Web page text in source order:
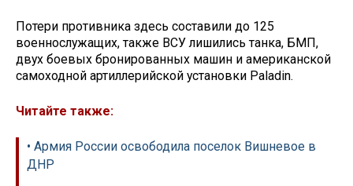
Потери противника здесь составили до 125
военнослужащих, также ВСУ лишились танка, БМП,
двух боевых бронированных машин и американской
самоходной артиллерийской установки Paladin.
Читайте также:
• Армия России освободила поселок Вишневое в
ДНР